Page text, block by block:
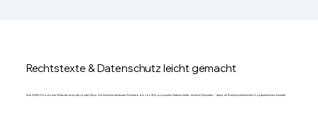
Rechtstexte & Datenschutz leicht gemacht
Eine DSGVO-konforme Website ist ein absolutes Muss. Die leicht bedienbaren Rechtstools von Wix und unseren Partnern helfen dir beim Einrichten – damit dir Rechtssicherheit kein Kopfzerbrechen bereitet.